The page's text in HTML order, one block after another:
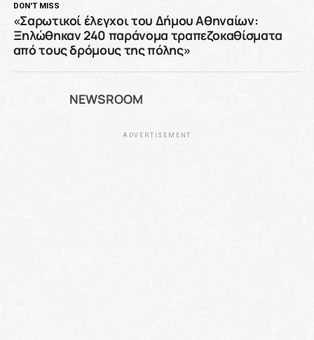
DON'T MISS
«Σαρωτικοί έλεγχοι του Δήμου Αθηναίων:
Ξηλώθηκαν 240 παράνομα τραπεζοκαθίσματα
από τους δρόμους της πόλης»
NEWSROOM
ADVERTISEMENT